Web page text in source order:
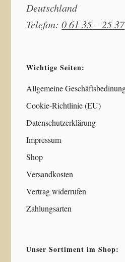
Deutschland
Telefon:0 61 35 – 25 37
Wichtige Seiten:
Allgemeine
Cookie-Richtlinie (EU)
Datenschutzerklärung
Impressum
Shop
Versandkosten
Vertrag widerrufen
Zahlungsarten
Unser Sortiment im Shop: